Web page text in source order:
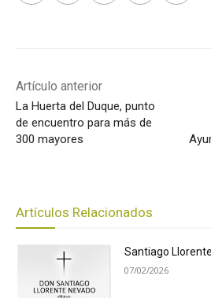
Artículo anterior
La Huerta del Duque, punto
de encuentro para más de
300 mayores
Artículos Relacionados
Santiago
07/02/2026